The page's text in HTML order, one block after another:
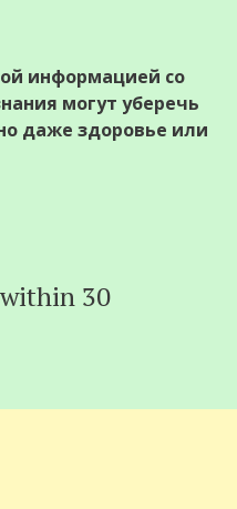
информацией со
могут уберечь
даже здоровье или
30